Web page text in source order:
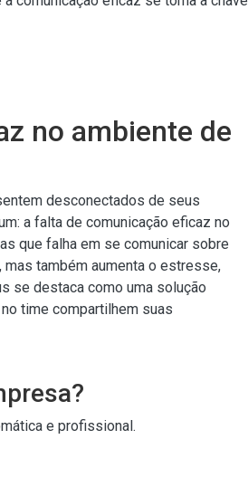
no ambiente de
desconectados de seus
a falta de comunicação eficaz no
que falha em se comunicar sobre
também aumenta o estresse,
se destaca como uma solução
time compartilhem suas
e profissional.